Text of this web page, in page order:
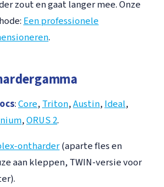
zout en gaat langer mee. Onze
Een professionele
.
:Core,Triton,Austin,Ideal,
,ORUS 2.
ontharder(aparte fles en
aan kleppen, TWIN-versie voor